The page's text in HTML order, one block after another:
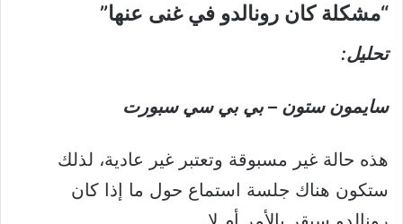
“مشكلة كان رونالدو في غنى عنها”
تحليل:
سايمون ستون – بي بي سي سبورت
هذه حالة غير مسبوقة وتعتبر غير عادية، لذلك
ستكون هناك جلسة استماع حول ما إذا كان